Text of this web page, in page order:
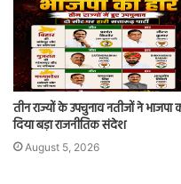
तीन राज्यों के उपचुनाव नतीजों ने भाजपा
दिया बड़ा राजनीतिक संदेश
August 5, 2026